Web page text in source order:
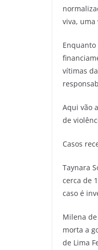
viva,
vítimas
Aqui vão
de
Casos
Taynara
cerca de
caso é
Milena
morta a
de Lima